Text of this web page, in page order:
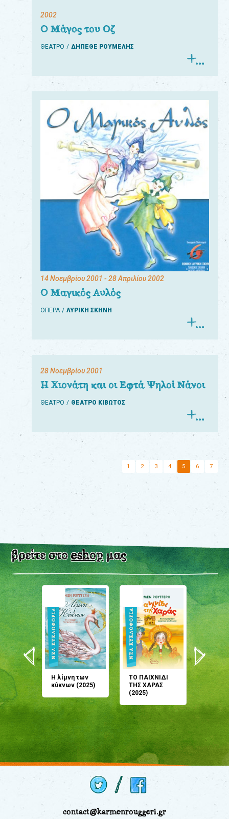
2002
Ο Μάγος του Οζ
ΘΕΑΤΡΟ ΔΗΠΕΘΕ ΡΟΥΜΕΛΗΣ
14 Νοεμβρίου 2001 - 28 Απριλίου 2002
Ο Μαγικός Αυλός
ΟΠΕΡΑ ΛΥΡΙΚΗ ΣΚΗΝΗ
28 Νοεμβρίου 2001
Η Χιονάτη και οι Εφτά Ψηλοί Νάνοι
ΘΕΑΤΡΟ ΘΕΑΤΡΟ ΚΙΒΩΤΟΣ
1 2 3 4 5 6 7
βρείτε στοeshopμας
Η λίμνη των
κύκνων (2025)
ΤΟ ΠΑΙΧΝΙΔΙ
ΤΗΣ ΧΑΡΑΣ
(2025)
μου;
(2024)
contact@karmenrouggeri.gr